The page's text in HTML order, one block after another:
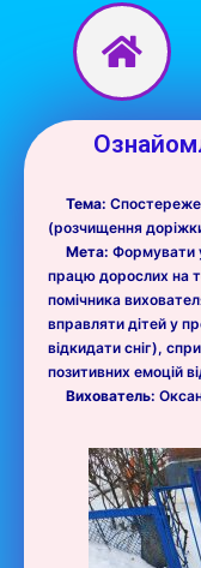
Перейти
вмісту
Тема:
(розчищення
Мета: Формувати
працю дорослих на
помічника
вправляти дітей у
відкидати сніг),
позитивних емоцій
Вихователь: